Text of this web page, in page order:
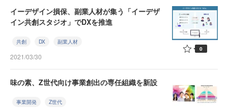
イーデザイン損保、副業人材が集う「イーデザ
イン共創スタジオ」でDXを推進
共創 DX 副業人材
2021/03/30
0
味の素、Z世代向け事業創出の専任組織を新設
事業開発 Z世代